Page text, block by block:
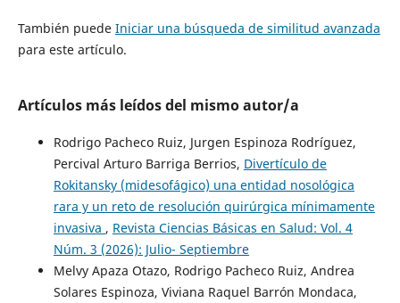
También puede Iniciar una búsqueda de similitud avanzada
para este artículo.
Artículos más leídos del mismo autor/a
Rodrigo Pacheco Ruiz, Jurgen Espinoza Rodríguez,
Percival Arturo Barriga Berrios, Divertículo de
Rokitansky (midesofágico) una entidad nosológica
rara y un reto de resolución quirúrgica mínimamente
invasiva , Revista Ciencias Básicas en Salud: Vol. 4
Núm. 3 (2026): Julio- Septiembre
Melvy Apaza Otazo, Rodrigo Pacheco Ruiz, Andrea
Solares Espinoza, Viviana Raquel Barrón Mondaca,